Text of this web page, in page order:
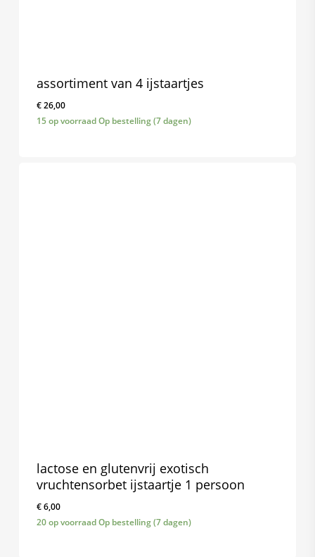
assortiment van 4 ijstaartjes
€26,00
15 op voorraad Op bestelling (7 dagen)
lactose en glutenvrij exotisch
vruchtensorbet ijstaartje 1 persoon
€6,00
20 op voorraad Op bestelling (7 dagen)